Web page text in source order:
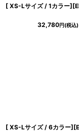
32,780円(税込)